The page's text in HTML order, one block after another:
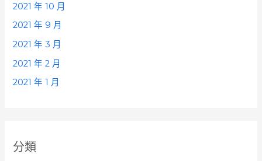
2021 年 10 月
2021 年 9 月
2021 年 3 月
2021 年 2 月
2021 年 1 月
分類